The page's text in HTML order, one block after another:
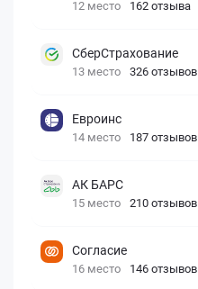
12 место 162 отзыва
СберСтрахование
13 место 326 отзывов
Евроинс
14 место 187 отзывов
АК БАРС
15 место 210 отзывов
Согласие
16 место 146 отзывов